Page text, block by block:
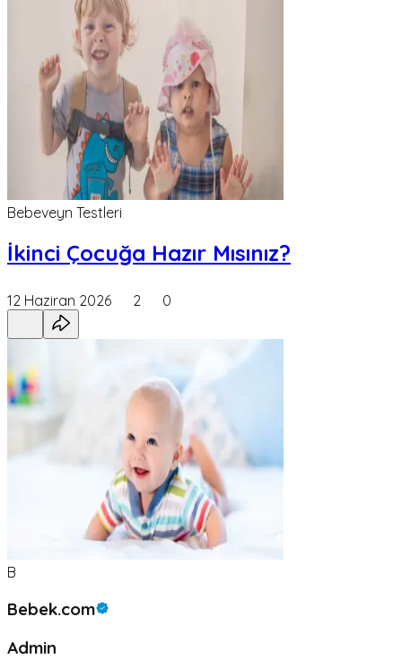
Bebeveyn Testleri
İkinci Çocuğa Hazır Mısınız?
12 Haziran 2026 2 0
B
Bebek.com
Admin